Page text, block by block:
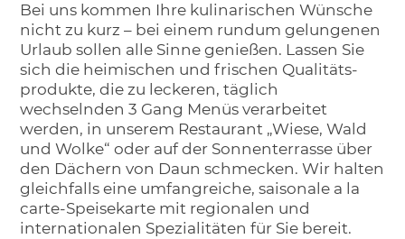
Bei uns kommen Ihre kulinarischen Wünsche
nicht zu kurz – bei einem rundum gelungenen
Urlaub sollen alle Sinne genießen. Lassen Sie
sich die heimischen und frischen Qualitäts­
produkte, die zu leckeren, täglich
wechselnden 3 Gang Menüs verarbeitet
werden, in unserem Restaurant „Wiese, Wald
und Wolke“ oder auf der Sonnenterrasse über
den Dächern von Daun schmecken. Wir halten
gleichfalls eine umfangreiche, saisonale a la
carte-Speisekarte mit regionalen und
internationalen Spezialitäten für Sie bereit.